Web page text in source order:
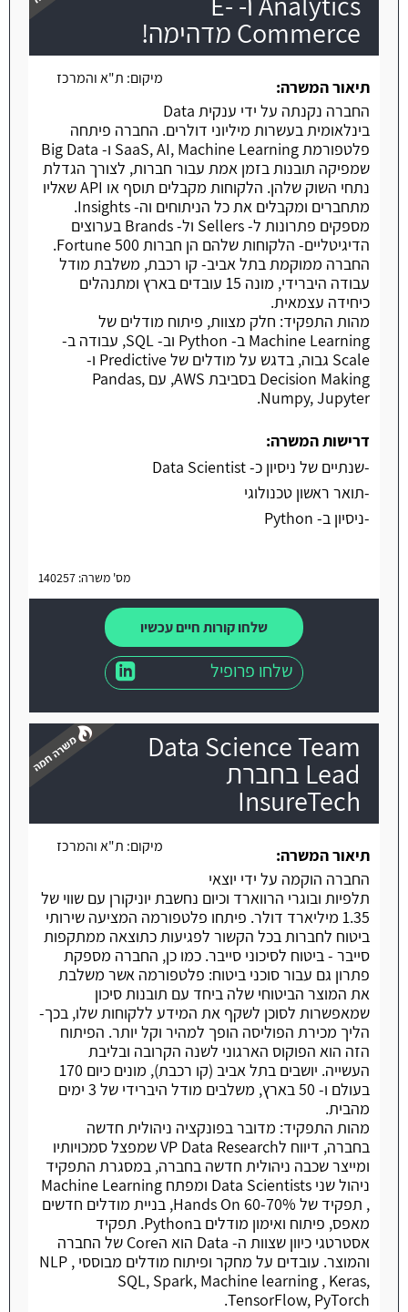
Commerce מדהימה!
משרה חמה
מיקום: ת"א והמרכז
תיאור המשרה:
החברה נקנתה על ידי ענקית Data
בינלאומית בעשרות מיליוני דולרים. החברה פיתחה
פלטפורמת SaaS, AI, Machine Learning ו- Big Data
שמפיקה תובנות בזמן אמת עבור חברות, לצורך הגדלת
נתחי השוק שלהן. הלקוחות מקבלים תוסף או API שאליו
מתחברים ומקבלים את כל הניתוחים וה- Insights.
מספקים פתרונות ל- Sellers ול- Brands בערוצים
הדיגיטליים- הלקוחות שלהם הן חברות Fortune 500.
החברה ממוקמת בתל אביב- קו רכבת, משלבת מודל
עבודה היברידי, מונה 15 עובדים בארץ ומתנהלים
כיחידה עצמאית.
מהות התפקיד: חלק מצוות, פיתוח מודלים של
Machine Learning ב- Python וב- SQL, עבודה ב-
Scale גבוה, בדגש על מודלים של Predictive ו-
Decision Making בסביבת AWS, עם Pandas,
Numpy, Jupyter.
דרישות המשרה:
-שנתיים של ניסיון כ- Data Scientist
-תואר ראשון טכנולוגי
-ניסיון ב- Python
מס' משרה: 140257
שלחו קורות חיים עכשיו
שלחו פרופיל
Data Science Team
Lead בחברת
InsureTech
משרה חמה
מיקום: ת"א והמרכז
תיאור המשרה:
החברה הוקמה על ידי יוצאי
תלפיות ובוגרי הרווארד וכיום נחשבת יוניקורן עם שווי של
1.35 מיליארד דולר. פיתחו פלטפורמה המציעה שירותי
ביטוח לחברות בכל הקשור לפגיעות כתוצאה ממתקפות
סייבר - ביטוח לסיכוני סייבר. כמו כן, החברה מספקת
פתרון גם עבור סוכני ביטוח: פלטפורמה אשר משלבת
את המוצר הביטוחי שלה ביחד עם תובנות סיכון
שמאפשרות לסוכן לשקף את המידע ללקוחות שלו, בכך-
הליך מכירת הפוליסה הופך למהיר וקל יותר. הפיתוח
הזה הוא הפוקוס הארגוני לשנה הקרובה ובליבת
העשייה. יושבים בתל אביב (קו רכבת), מונים כיום 170
בעולם ו- 50 בארץ, משלבים מודל היברידי של 3 ימים
מהבית.
מהות התפקיד: מדובר בפונקציה ניהולית חדשה
בחברה, דיווח לVP Data Research שמפצל סמכויותיו
ומייצר שכבה ניהולית חדשה בחברה, במסגרת התפקיד
ניהול שני Data Scientists ומפתח Machine Learning
, תפקיד של 60-70% Hands On, בניית מודלים חדשים
מאפס, פיתוח ואימון מודלים בPython. תפקיד
אסטרטגי כיוון שצוות ה- Data הוא הCore של החברה
והמוצר. עובדים על מחקר ופיתוח מודלים מבוססי NLP ,
SQL, Spark, Machine learning , Keras,
TensorFlow, PyTorch.